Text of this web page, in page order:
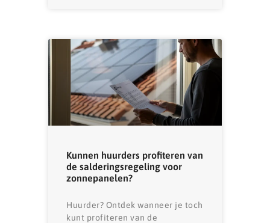
Kunnen huurders profiteren van
de salderingsregeling voor
zonnepanelen?
Huurder? Ontdek wanneer je toch
kunt profiteren van de